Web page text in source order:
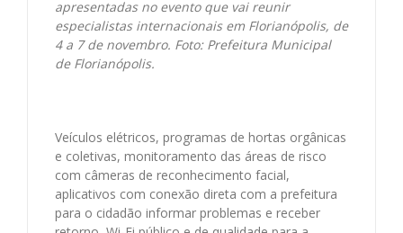
apresentadas no evento que vai reunir
especialistas internacionais em Florianópolis, de
4 a 7 de novembro. Foto: Prefeitura Municipal
de Florianópolis.
Veículos elétricos, programas de hortas orgânicas
e coletivas, monitoramento das áreas de risco
com câmeras de reconhecimento facial,
aplicativos com conexão direta com a prefeitura
para o cidadão informar problemas e receber